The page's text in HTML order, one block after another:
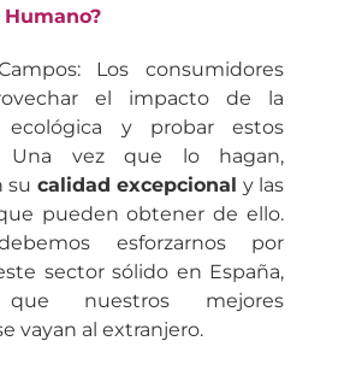
Los consumidores
el impacto de la
ecológica y probar estos
Una vez que lo hagan,
su calidad excepcional y las
pueden obtener de ello.
esforzarnos por
sector sólido en España,
que nuestros mejores
vayan al extranjero.